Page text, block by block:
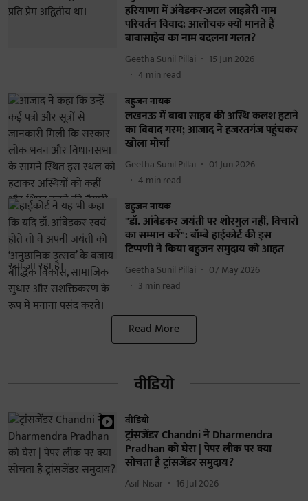
हरियाणा में अंबेडकर-अटल लाइब्रेरी नाम
परिवर्तन विवाद: आलोचक क्यों मानते हैं
बाबासाहेब का नाम बदलना गलत?
Geetha Sunil Pillai
15 Jun 2026
4 min read
बहुजन नायक
लखनऊ में बाबा साहब की अस्थि कलश हटाने
का विवाद गरम; आजाद ने हजरतगंज पहुंचकर
खोला मोर्चा
Geetha Sunil Pillai
01 Jun 2026
4 min read
बहुजन नायक
"डॉ. आंबेडकर जयंती पर शोरगुल नहीं, विचारों
का सम्मान करें": बॉम्बे हाईकोर्ट की इस
टिप्पणी ने किया बहुजन समुदाय को आहत
Geetha Sunil Pillai
07 May 2026
3 min read
Read More
वीडियो
वीडियो
ट्रांसजेंडर Chandni ने Dharmendra
Pradhan को घेरा | पेपर लीक पर क्या
सोचता है ट्रांसजेंडर समुदाय?
Asif Nisar 16 Jul 2026